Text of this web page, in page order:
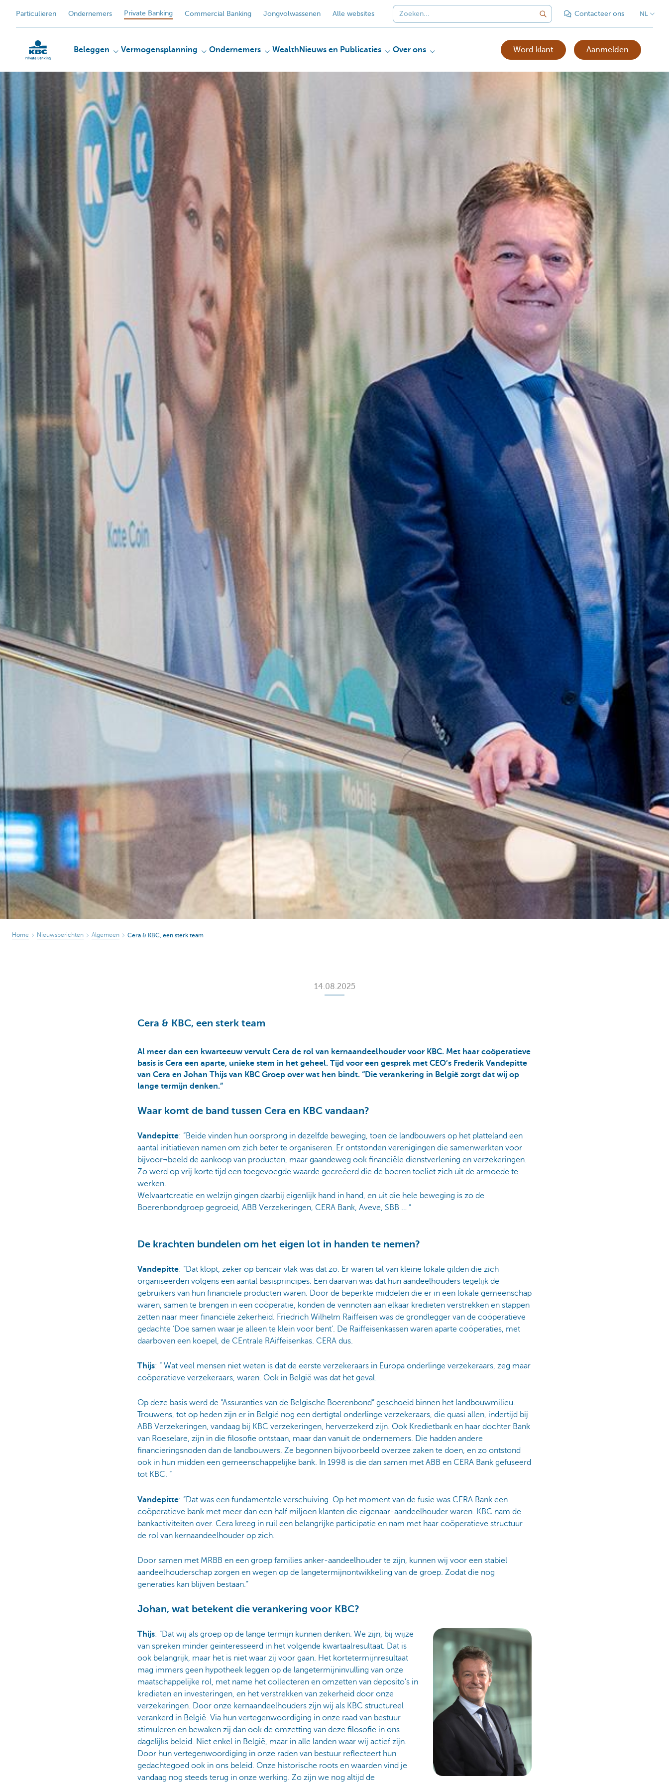
Particulieren Ondernemers Private Banking Commercial Banking Jongvolwassenen Alle websites Contacteer ons NL
Particulieren
Beleggen Vermogensplanning Ondernemers Wealth Nieuws en Publicaties Over ons Word klant Aanmelden
Home Nieuwsberichten Algemeen Cera & KBC, een sterk team
14.08.2025
Cera & KBC, een sterk team
Al meer dan een kwarteeuw vervult Cera de rol van kernaandeelhouder voor KBC. Met haar coöperatieve
basis is Cera een aparte, unieke stem in het geheel. Tijd voor een gesprek met CEO’s Frederik Vandepitte
van Cera en Johan Thijs van KBC Groep over wat hen bindt. “Die verankering in België zorgt dat wij op
lange termijn denken.”
Waar komt de band tussen Cera en KBC vandaan?
Vandepitte: “Beide vinden hun oorsprong in dezelfde beweging, toen de landbouwers op het platteland een
aantal initiatieven namen om zich beter te organiseren. Er ontstonden verenigingen die samenwerkten voor
bijvoor¬beeld de aankoop van producten, maar gaandeweg ook financiële dienstverlening en verzekeringen.
Zo werd op vrij korte tijd een toegevoegde waarde gecreëerd die de boeren toeliet zich uit de armoede te
werken.
Welvaartcreatie en welzijn gingen daarbij eigenlijk hand in hand, en uit die hele beweging is zo de
Boerenbondgroep gegroeid, ABB Verzekeringen, CERA Bank, Aveve, SBB … “
De krachten bundelen om het eigen lot in handen te nemen?
Vandepitte: “Dat klopt, zeker op bancair vlak was dat zo. Er waren tal van kleine lokale gilden die zich
organiseerden volgens een aantal basisprincipes. Een daarvan was dat hun aandeelhouders tegelijk de
gebruikers van hun financiële producten waren. Door de beperkte middelen die er in een lokale gemeenschap
waren, samen te brengen in een coöperatie, konden de vennoten aan elkaar kredieten verstrekken en stappen
zetten naar meer financiële zekerheid. Friedrich Wilhelm Raiffeisen was de grondlegger van de coöperatieve
gedachte ‘Doe samen waar je alleen te klein voor bent’. De Raiffeisenkassen waren aparte coöperaties, met
daarboven een koepel, de CEntrale RAiffeisenkas. CERA dus.
Thijs: “ Wat veel mensen niet weten is dat de eerste verzekeraars in Europa onderlinge verzekeraars, zeg maar
coöperatieve verzekeraars, waren. Ook in België was dat het geval.
Op deze basis werd de “Assuranties van de Belgische Boerenbond” geschoeid binnen het landbouwmilieu.
Trouwens, tot op heden zijn er in België nog een dertigtal onderlinge verzekeraars, die quasi allen, indertijd bij
ABB Verzekeringen, vandaag bij KBC verzekeringen, herverzekerd zijn. Ook Kredietbank en haar dochter Bank
van Roeselare, zijn in die filosofie ontstaan, maar dan vanuit de ondernemers. Die hadden andere
financieringsnoden dan de landbouwers. Ze begonnen bijvoorbeeld overzee zaken te doen, en zo ontstond
ook in hun midden een gemeenschappelijke bank. In 1998 is die dan samen met ABB en CERA Bank gefuseerd
tot KBC. “
Vandepitte: “Dat was een fundamentele verschuiving. Op het moment van de fusie was CERA Bank een
coöperatieve bank met meer dan een half miljoen klanten die eigenaar-aandeelhouder waren. KBC nam de
bankactiviteiten over. Cera kreeg in ruil een belangrijke participatie en nam met haar coöperatieve structuur
de rol van kernaandeelhouder op zich.
Door samen met MRBB en een groep families anker-aandeelhouder te zijn, kunnen wij voor een stabiel
aandeelhouderschap zorgen en wegen op de langetermijnontwikkeling van de groep. Zodat die nog
generaties kan blijven bestaan.”
Johan, wat betekent die verankering voor KBC?
Thijs: “Dat wij als groep op de lange termijn kunnen denken. We zijn, bij wijze
van spreken minder geïnteresseerd in het volgende kwartaalresultaat. Dat is
ook belangrijk, maar het is niet waar zij voor gaan. Het kortetermijnresultaat
mag immers geen hypotheek leggen op de langetermijninvulling van onze
maatschappelijke rol, met name het collecteren en omzetten van deposito’s in
kredieten en investeringen, en het verstrekken van zekerheid door onze
verzekeringen. Door onze kernaandeelhouders zijn wij als KBC structureel
verankerd in België. Via hun vertegenwoordiging in onze raad van bestuur
stimuleren en bewaken zij dan ook de omzetting van deze filosofie in ons
dagelijks beleid. Niet enkel in België, maar in alle landen waar wij actief zijn.
Door hun vertegenwoordiging in onze raden van bestuur reflecteert hun
gedachtegoed ook in ons beleid. Onze historische roots en waarden vind je
vandaag nog steeds terug in onze werking. Zo zijn we nog altijd de